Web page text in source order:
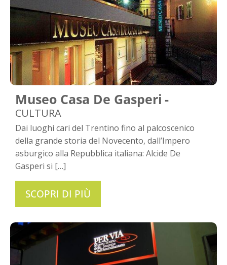
Museo Casa De Gasperi
CULTURA
Dai luoghi cari del Trentino fino al palcoscenico
della grande storia del Novecento, dall’Impero
asburgico alla Repubblica italiana: Alcide De
Gasperi si […]
SCOPRI DI PIÙ